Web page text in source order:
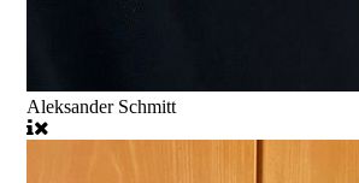
Aleksander Schmitt